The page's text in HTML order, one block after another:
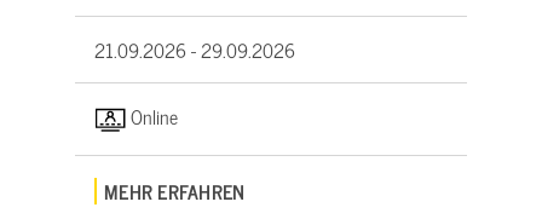
21.09.2026 -29.09.2026
Online
MEHR ERFAHREN